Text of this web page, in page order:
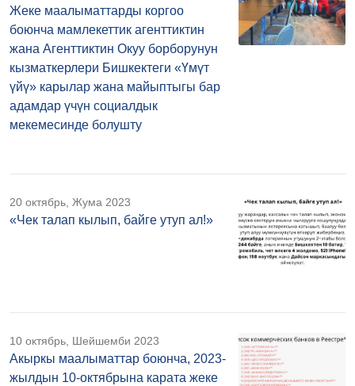
Жеке маалыматтарды коргоо
боюнча мамлекеттик агенттиктин
жана Агенттиктин Окуу борборунун
кызматкерлери Бишкектеги «Үмүт
үйү» карылар жана майыптыгы бар
адамдар үчүн социалдык
мекемесинде болушту
20 октябрь, Жума 2023
«Чек талап кылып, байге утуп ал!»
10 октябрь, Шейшемби 2023
Акыркы маалыматтар боюнча, 2023-
жылдын 10-октябрына карата жеке